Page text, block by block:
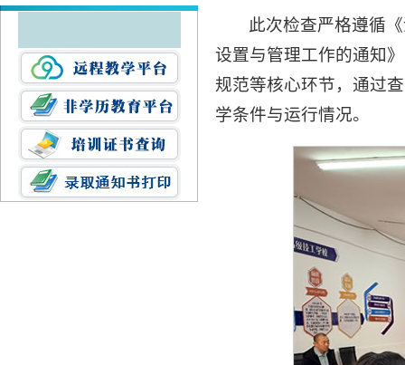
此次检查严格遵循
设置与管理工作的通知
规范等核心环节，通过
学条件与运行情况。